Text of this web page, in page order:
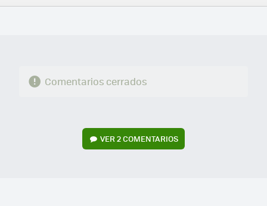
FACEBOOK
TWITTERFLIPBOARD
E-
WHATSAPP
Comentarios cerrados
VER2 COMENTARIOS